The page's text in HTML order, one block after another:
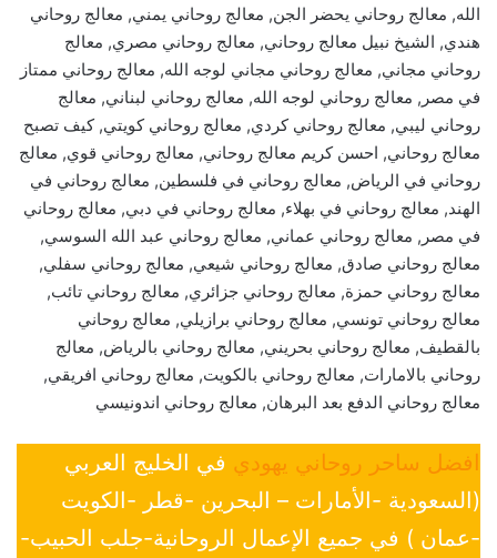
الله, معالج روحاني يحضر الجن, معالج روحاني يمني, معالج روحاني
هندي, الشيخ نبيل معالج روحاني, معالج روحاني مصري, معالج
روحاني مجاني, معالج روحاني مجاني لوجه الله, معالج روحاني ممتاز
في مصر, معالج روحاني لوجه الله, معالج روحاني لبناني, معالج
روحاني ليبي, معالج روحاني كردي, معالج روحاني كويتي, كيف تصبح
معالج روحاني, احسن كريم معالج روحاني, معالج روحاني قوي, معالج
روحاني في الرياض, معالج روحاني في فلسطين, معالج روحاني في
الهند, معالج روحاني في بهلاء, معالج روحاني في دبي, معالج روحاني
في مصر, معالج روحاني عماني, معالج روحاني عبد الله السوسي,
معالج روحاني صادق, معالج روحاني شيعي, معالج روحاني سفلي,
معالج روحاني حمزة, معالج روحاني جزائري, معالج روحاني تائب,
معالج روحاني تونسي, معالج روحاني برازيلي, معالج روحاني
بالقطيف, معالج روحاني بحريني, معالج روحاني بالرياض, معالج
روحاني بالامارات, معالج روحاني بالكويت, معالج روحاني افريقي,
معالج روحاني الدفع بعد البرهان, معالج روحاني اندونيسي
افضل ساحر روحاني يهودي في الخليج العربي
(السعودية -الأمارات – البحرين -قطر -الكويت
-عمان ) في جميع الإعمال الروحانية-جلب الحبيب-